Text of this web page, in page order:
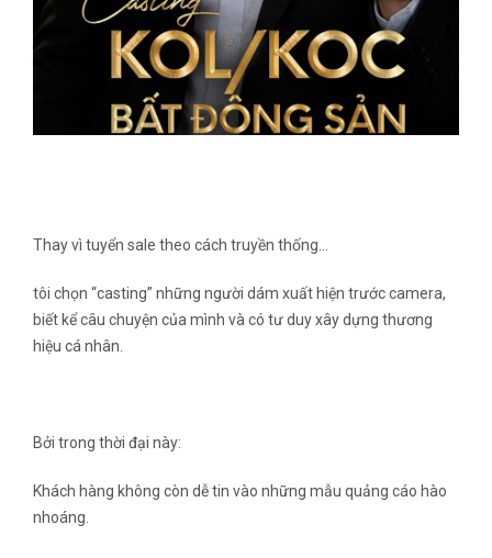
Thay vì tuyển sale theo cách truyền thống…
tôi chọn “casting” những người dám xuất hiện trước camera,
biết kể câu chuyện của mình và có tư duy xây dựng thương
hiệu cá nhân.
Bởi trong thời đại này:
Khách hàng không còn dễ tin vào những mẫu quảng cáo hào
nhoáng.